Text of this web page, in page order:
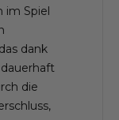
im Spiel
dank
die